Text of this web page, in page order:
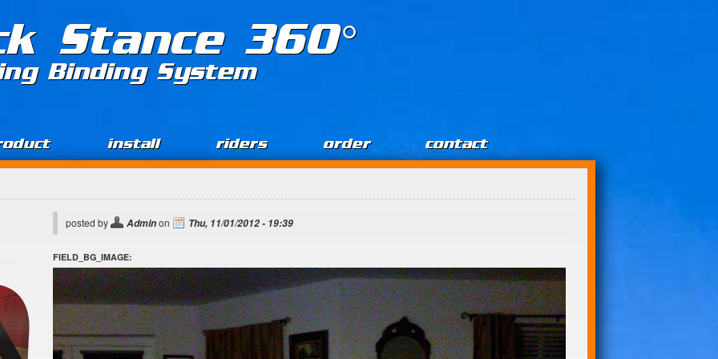
Stance 360°
Binding System
install riders order contact
posted by Adminon Thu, 11/01/2012 - 19:39
FIELD_BG_IMAGE: